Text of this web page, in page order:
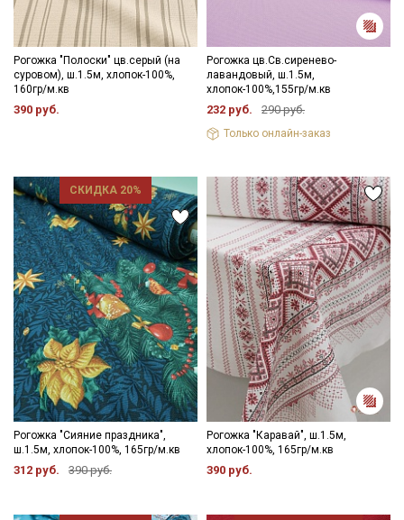
Рогожка "Полоски" цв.серый (на
суровом), ш.1.5м, хлопок-100%,
160гр/м.кв
390 руб.
Рогожка цв.Св.сиренево-
лавандовый, ш.1.5м,
хлопок-100%,155гр/м.кв
232 руб. 290 руб.
Только онлайн-заказ
СКИДКА 20%
Рогожка "Сияние праздника",
ш.1.5м, хлопок-100%, 165гр/м.кв
312 руб. 390 руб.
Рогожка "Каравай", ш.1.5м,
хлопок-100%, 165гр/м.кв
390 руб.